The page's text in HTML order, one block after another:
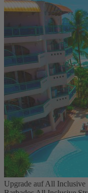
Upgrade auf All Inclusive